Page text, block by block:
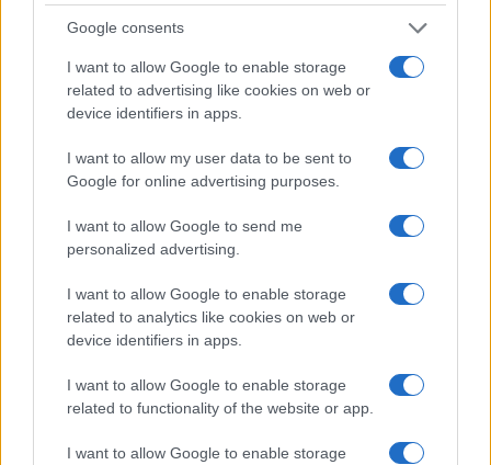
Google consents
I want to allow Google to enable storage
related to advertising like cookies on web or
device identifiers in apps.
I want to allow my user data to be sent to
Google for online advertising purposes.
I want to allow Google to send me
personalized advertising.
I want to allow Google to enable storage
related to analytics like cookies on web or
device identifiers in apps.
I want to allow Google to enable storage
related to functionality of the website or app.
I want to allow Google to enable storage
Tragedia en Santa Susanna: un bombero
fallece durante un incendio en un hotel
Un bombero de la Generalitat pierde la vida…
CRÓNICA